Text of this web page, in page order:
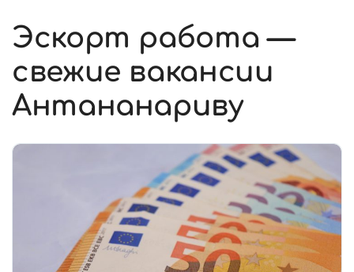
Эскорт работа —
свежие вакансии
Антананариву